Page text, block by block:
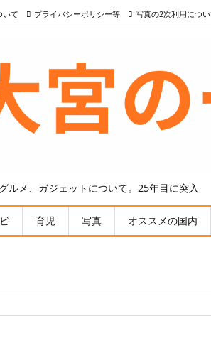
ルメ、ガジェットについて。25年目に突入
育児 写真 オススメの国内
いて プライバシーポリシー等 写真の2次利用につ